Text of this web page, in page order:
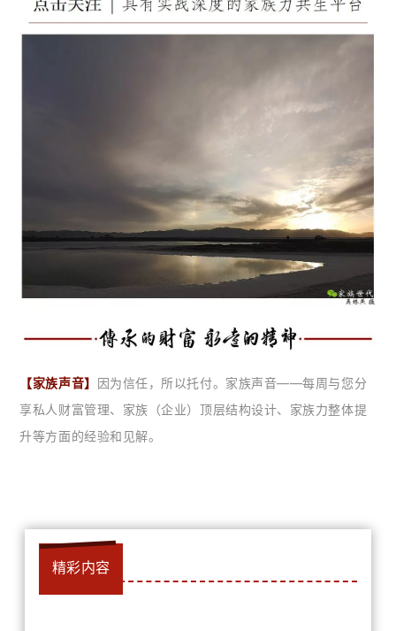
【家族声音】 因为信任，所以托付。家族声音——每周与您分
享私人财富管理、家族（企业）顶层结构设计、家族力整体提
升等方面的经验和见解。
精彩内容